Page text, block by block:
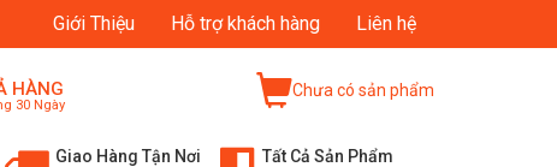
Giới Thiệu Hỗ trợ khách hàng Liên hệ
HÀNG
30 Ngày
Chưa có sản phẩm
Giao Hàng Tận Nơi
Tất Cả Sản Phẩm